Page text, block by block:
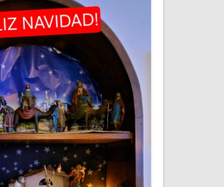
POLÍTICA DE PRIVACIDAD
AVISO LEGAL
REPORTAR INCIDENCIA
LOGOTIPO
ENTREVISTAS
SONRISA
ENVÍA CORREO
CANALES DE VÍDEO